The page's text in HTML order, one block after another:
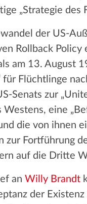
„Strategie des
der US-
Rollback
am 13. August
für Flüchtlinge
Senats zur
Westens, eine
die von ihnen
zur Fortführung
auf die Dritte
an Willy Brandt
der